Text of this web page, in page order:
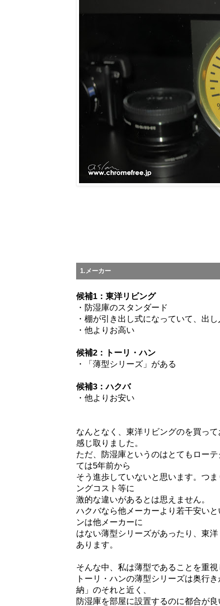
1.メーカー
候補1：東洋リビング
・防湿庫のスタンダード
・棚が引き出し式になっていて、出
・他よりお高い
候補2：トーリ・ハン
・「薄型シリーズ」がある
候補3：ハクバ
・他よりお安い
なんとなく、東洋リビングのを買っ
感じ取りました。
ただ、防湿庫というのはとてもロー
ては5年前から
そう進歩していないと思います。つ
ングコスト等に
激的な違いがあるとは思えません。
ハクバなら他メーカーより若干安い
ンは他メーカーに
はない薄型シリーズがあったり、東
あります。
そんな中、私は薄型であることを重
トーリ・ハンの薄型シリーズは奥行
納」のそれと近く、
防湿庫を部屋に設置するのに都合が